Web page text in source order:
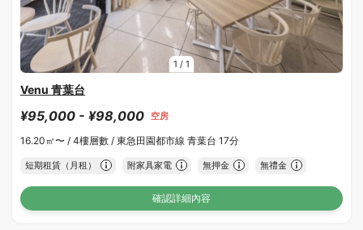
1 / 1
Venu 青葉台
¥95,000 - ¥98,000 空房
16.20㎡〜 / 4樓層數 / 東急田園都市線 青葉台 17分
短期租賃（月租） 附家具家電 無押金 無禮金
確認詳細內容